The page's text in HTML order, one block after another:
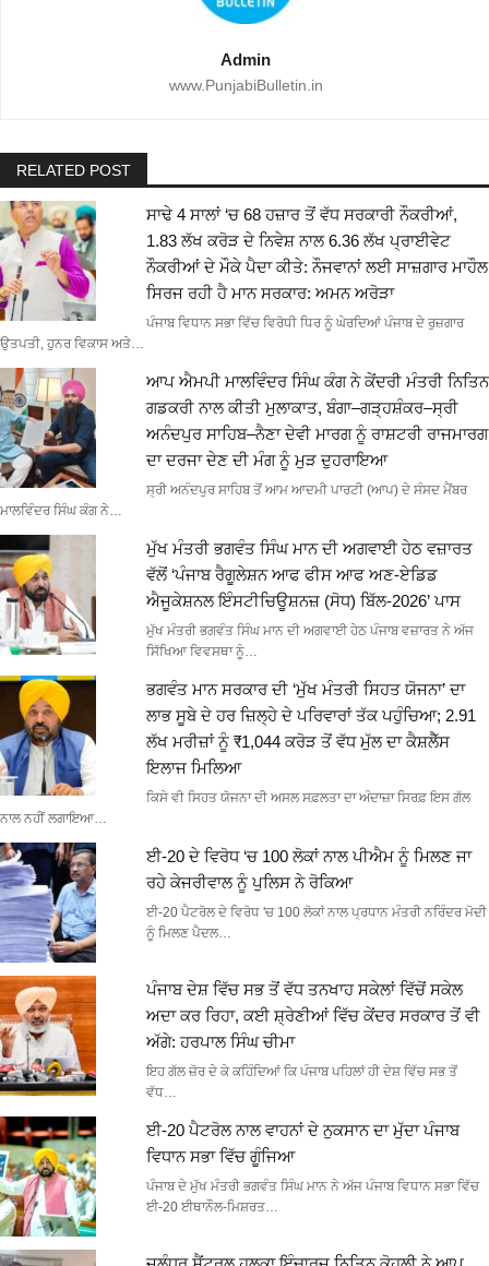
Admin
www.PunjabiBulletin.in
RELATED POST
ਸਾਢੇ 4 ਸਾਲਾਂ ‘ਚ 68 ਹਜ਼ਾਰ ਤੋਂ ਵੱਧ ਸਰਕਾਰੀ ਨੌਕਰੀਆਂ,
1.83 ਲੱਖ ਕਰੋੜ ਦੇ ਨਿਵੇਸ਼ ਨਾਲ 6.36 ਲੱਖ ਪ੍ਰਾਈਵੇਟ
ਨੌਕਰੀਆਂ ਦੇ ਮੌਕੇ ਪੈਦਾ ਕੀਤੇ: ਨੌਜਵਾਨਾਂ ਲਈ ਸਾਜ਼ਗਾਰ ਮਾਹੌਲ
ਸਿਰਜ ਰਹੀ ਹੈ ਮਾਨ ਸਰਕਾਰ: ਅਮਨ ਅਰੋੜਾ
ਪੰਜਾਬ ਵਿਧਾਨ ਸਭਾ ਵਿੱਚ ਵਿਰੋਧੀ ਧਿਰ ਨੂੰ ਘੇਰਦਿਆਂ ਪੰਜਾਬ ਦੇ ਰੁਜ਼ਗਾਰ
ਉਤਪਤੀ, ਹੁਨਰ ਵਿਕਾਸ ਅਤੇ…
ਆਪ ਐਮਪੀ ਮਾਲਵਿੰਦਰ ਸਿੰਘ ਕੰਗ ਨੇ ਕੇਂਦਰੀ ਮੰਤਰੀ ਨਿਤਿਨ
ਗਡਕਰੀ ਨਾਲ ਕੀਤੀ ਮੁਲਾਕਾਤ, ਬੰਗਾ–ਗੜ੍ਹਸ਼ੰਕਰ–ਸ੍ਰੀ
ਅਨੰਦਪੁਰ ਸਾਹਿਬ–ਨੈਣਾ ਦੇਵੀ ਮਾਰਗ ਨੂੰ ਰਾਸ਼ਟਰੀ ਰਾਜਮਾਰਗ
ਦਾ ਦਰਜਾ ਦੇਣ ਦੀ ਮੰਗ ਨੂੰ ਮੁੜ ਦੁਹਰਾਇਆ
ਸ੍ਰੀ ਅਨੰਦਪੁਰ ਸਾਹਿਬ ਤੋਂ ਆਮ ਆਦਮੀ ਪਾਰਟੀ (ਆਪ) ਦੇ ਸੰਸਦ ਮੈਂਬਰ
ਮਾਲਵਿੰਦਰ ਸਿੰਘ ਕੰਗ ਨੇ…
ਮੁੱਖ ਮੰਤਰੀ ਭਗਵੰਤ ਸਿੰਘ ਮਾਨ ਦੀ ਅਗਵਾਈ ਹੇਠ ਵਜ਼ਾਰਤ
ਵੱਲੋਂ ‘ਪੰਜਾਬ ਰੈਗੂਲੇਸ਼ਨ ਆਫ ਫੀਸ ਆਫ ਅਣ-ਏਡਿਡ
ਐਜੂਕੇਸ਼ਨਲ ਇੰਸਟੀਚਿਊਸ਼ਨਜ਼ (ਸੋਧ) ਬਿੱਲ-2026’ ਪਾਸ
ਮੁੱਖ ਮੰਤਰੀ ਭਗਵੰਤ ਸਿੰਘ ਮਾਨ ਦੀ ਅਗਵਾਈ ਹੇਠ ਪੰਜਾਬ ਵਜ਼ਾਰਤ ਨੇ ਅੱਜ
ਸਿੱਖਿਆ ਵਿਵਸਥਾ ਨੂੰ…
ਭਗਵੰਤ ਮਾਨ ਸਰਕਾਰ ਦੀ ‘ਮੁੱਖ ਮੰਤਰੀ ਸਿਹਤ ਯੋਜਨਾ’ ਦਾ
ਲਾਭ ਸੂਬੇ ਦੇ ਹਰ ਜ਼ਿਲ੍ਹੇ ਦੇ ਪਰਿਵਾਰਾਂ ਤੱਕ ਪਹੁੰਚਿਆ; 2.91
ਲੱਖ ਮਰੀਜ਼ਾਂ ਨੂੰ ₹1,044 ਕਰੋੜ ਤੋਂ ਵੱਧ ਮੁੱਲ ਦਾ ਕੈਸ਼ਲੈੱਸ
ਇਲਾਜ ਮਿਲਿਆ
ਕਿਸੇ ਵੀ ਸਿਹਤ ਯੋਜਨਾ ਦੀ ਅਸਲ ਸਫ਼ਲਤਾ ਦਾ ਅੰਦਾਜ਼ਾ ਸਿਰਫ਼ ਇਸ ਗੱਲ
ਨਾਲ ਨਹੀਂ ਲਗਾਇਆ…
ਈ-20 ਦੇ ਵਿਰੋਧ ‘ਚ 100 ਲੋਕਾਂ ਨਾਲ ਪੀਐਮ ਨੂੰ ਮਿਲਣ ਜਾ
ਰਹੇ ਕੇਜਰੀਵਾਲ ਨੂੰ ਪੁਲਿਸ ਨੇ ਰੋਕਿਆ
ਈ-20 ਪੈਟਰੋਲ ਦੇ ਵਿਰੋਧ 'ਚ 100 ਲੋਕਾਂ ਨਾਲ ਪ੍ਰਧਾਨ ਮੰਤਰੀ ਨਰਿੰਦਰ ਮੋਦੀ
ਨੂੰ ਮਿਲਣ ਪੈਦਲ…
ਪੰਜਾਬ ਦੇਸ਼ ਵਿੱਚ ਸਭ ਤੋਂ ਵੱਧ ਤਨਖਾਹ ਸਕੇਲਾਂ ਵਿੱਚੋਂ ਸਕੇਲ
ਅਦਾ ਕਰ ਰਿਹਾ, ਕਈ ਸ਼੍ਰੇਣੀਆਂ ਵਿੱਚ ਕੇਂਦਰ ਸਰਕਾਰ ਤੋਂ ਵੀ
ਅੱਗੇ: ਹਰਪਾਲ ਸਿੰਘ ਚੀਮਾ
ਇਹ ਗੱਲ ਜ਼ੋਰ ਦੇ ਕੇ ਕਹਿੰਦਿਆਂ ਕਿ ਪੰਜਾਬ ਪਹਿਲਾਂ ਹੀ ਦੇਸ਼ ਵਿੱਚ ਸਭ ਤੋਂ
ਵੱਧ…
ਈ-20 ਪੈਟਰੋਲ ਨਾਲ ਵਾਹਨਾਂ ਦੇ ਨੁਕਸਾਨ ਦਾ ਮੁੱਦਾ ਪੰਜਾਬ
ਵਿਧਾਨ ਸਭਾ ਵਿੱਚ ਗੂੰਜਿਆ
ਪੰਜਾਬ ਦੇ ਮੁੱਖ ਮੰਤਰੀ ਭਗਵੰਤ ਸਿੰਘ ਮਾਨ ਨੇ ਅੱਜ ਪੰਜਾਬ ਵਿਧਾਨ ਸਭਾ ਵਿੱਚ
ਈ-20 ਈਥਾਨੌਲ-ਮਿਸ਼ਰਤ…